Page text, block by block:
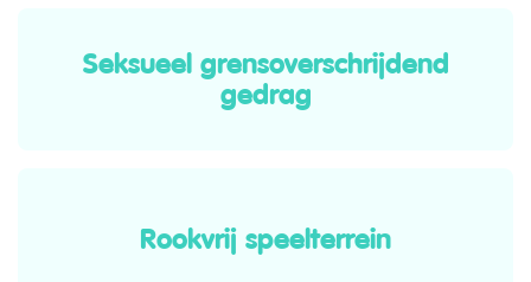
Seksueel grensoverschrijdend
gedrag
Rookvrij speelterrein